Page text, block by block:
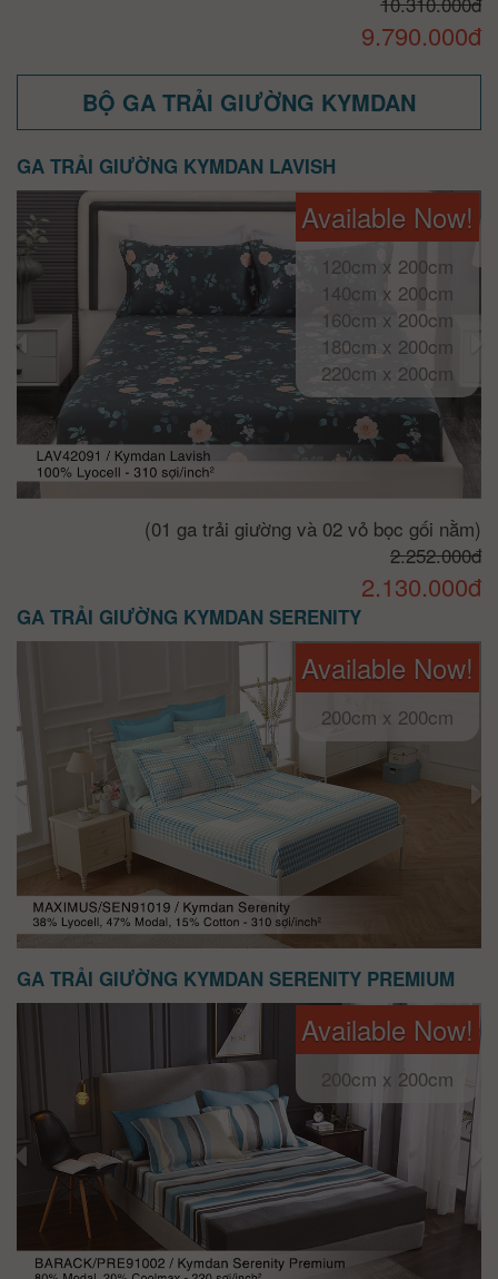
9.790.000đ
BỘ GA TRẢI GIƯỜNG KYMDAN
GA TRẢI GIƯỜNG KYMDAN LAVISH
Available Now!
120cm x 200cm
140cm x 200cm
160cm x 200cm
180cm x 200cm
220cm x 200cm
(01 ga trải giường và 02 vỏ bọc gối nằm)
2.252.000đ
2.130.000đ
GA TRẢI GIƯỜNG KYMDAN SERENITY
Available Now!
200cm x 200cm
GA TRẢI GIƯỜNG KYMDAN SERENITY PREMIUM
Available Now!
200cm x 200cm